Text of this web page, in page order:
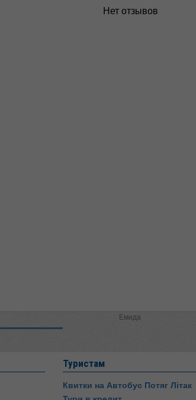
Емида
Туристам
Квитки на Автобус Потяг Літак